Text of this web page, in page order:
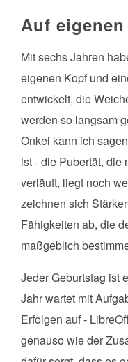
Auf
Mit sechs Jahren
eigenen Kopf und
entwickelt, die
werden so langsam
Onkel kann ich
ist - die Pubertät, die
verläuft, liegt noch
zeichnen sich
Fähigkeiten ab, die
maßgeblich
Jeder Geburtstag ist
Jahr wartet mit
Erfolgen auf -
genauso wie der